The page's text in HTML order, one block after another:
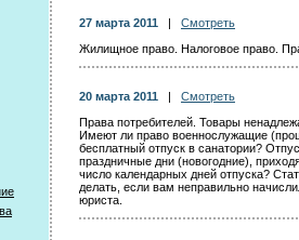
27 марта 2011
Смотреть
Жилищное право. Налоговое право.
20 марта 2011
Смотреть
Права потребителей. Товары
Имеют ли право военнослужащие
бесплатный отпуск в санатории?
праздничные дни (новогодние),
число календарных дней отпуска?
делать, если вам неправильно
юриста.